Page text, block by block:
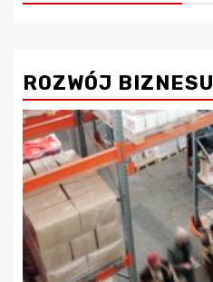
ROZWÓJ BIZNESU